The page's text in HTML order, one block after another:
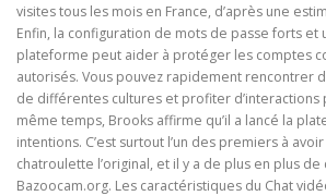
visites tous les mois en France, d’après une
Enfin, la configuration de mots de passe forts et
plateforme peut aider à protéger les comptes
autorisés. Vous pouvez rapidement rencontrer
de différentes cultures et profiter d’interactions
même temps, Brooks affirme qu’il a lancé la
intentions. C’est surtout l’un des premiers à
chatroulette l’original, et il y a de plus en plus
Bazoocam.org. Les caractéristiques du Chat